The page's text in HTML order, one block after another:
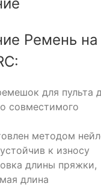
Ремень
для пульта
совместимого
методом
к износу
длины пряжки,
длина